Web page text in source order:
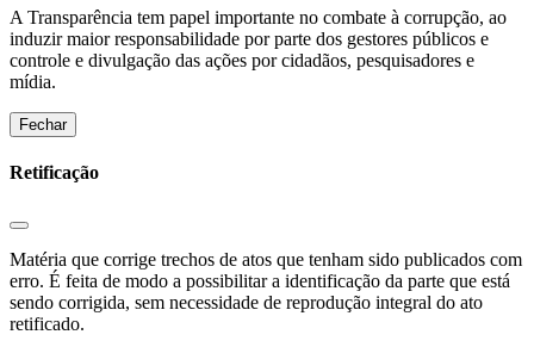
A Transparência tem papel importante no combate à corrupção, ao
induzir maior responsabilidade por parte dos gestores públicos e
controle e divulgação das ações por cidadãos, pesquisadores e
mídia.
Fechar
Retificação
Matéria que corrige trechos de atos que tenham sido publicados com
erro. É feita de modo a possibilitar a identificação da parte que está
sendo corrigida, sem necessidade de reprodução integral do ato
retificado.